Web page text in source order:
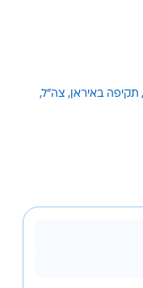
תקיפה באיראן
צה"ל